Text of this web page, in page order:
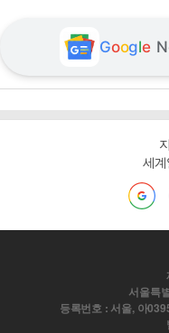
Google
세
서울특
등록번호 : 서울, 아